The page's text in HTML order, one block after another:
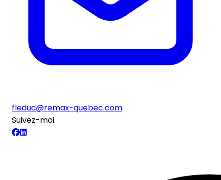
fleduc@remax-quebec.com
Suivez-moi